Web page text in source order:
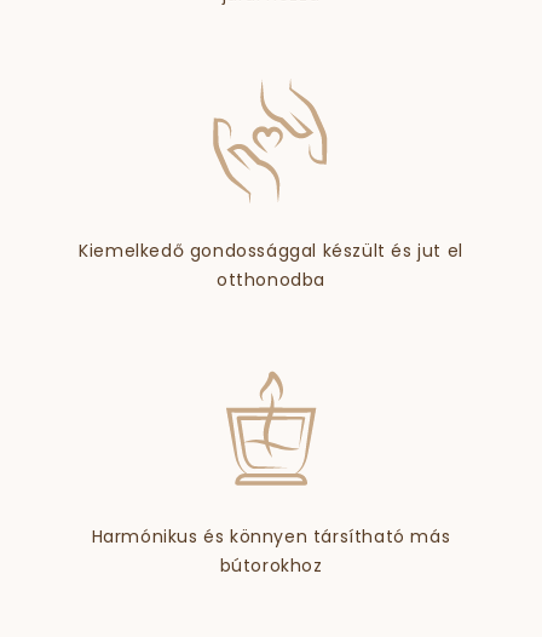
Kiemelkedő gondossággal készült és jut el
otthonodba
Harmónikus és könnyen társítható más
bútorokhoz